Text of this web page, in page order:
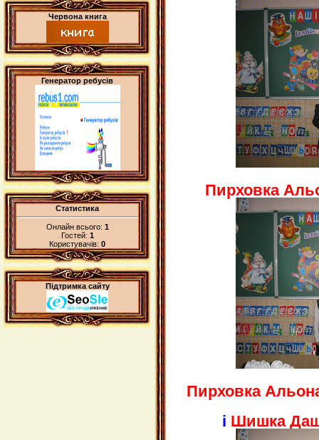
Червона книга
Генератор ребусів
Статистика
Онлайн всього: 1
Гостей: 1
Користувачів: 0
Підтримка сайту
Пирховка
Пирховка
і Шишка